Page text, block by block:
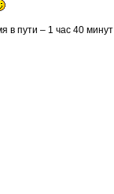
в пути – 1 час 40 минут